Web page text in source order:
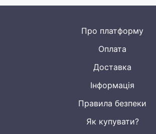
Про платформу
Оплата
Доставка
Інформація
Правила безпеки
Як купувати?